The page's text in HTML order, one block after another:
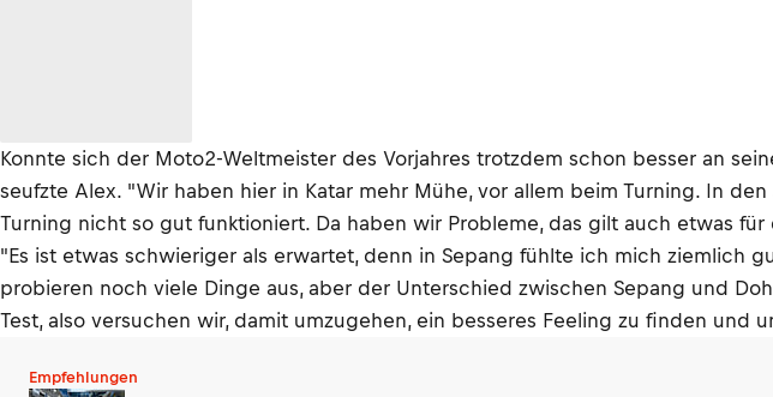
Konnte sich der Moto2-Weltmeister des Vorjahres trotzdem schon besser an
seufzte Alex. "Wir haben hier in Katar mehr Mühe, vor allem beim Turning. In
Turning nicht so gut funktioniert. Da haben wir Probleme, das gilt auch etwas für
"Es ist etwas schwieriger als erwartet, denn in Sepang fühlte ich mich ziemlich
probieren noch viele Dinge aus, aber der Unterschied zwischen Sepang und
Test, also versuchen wir, damit umzugehen, ein besseres Feeling zu finden und
Empfehlungen